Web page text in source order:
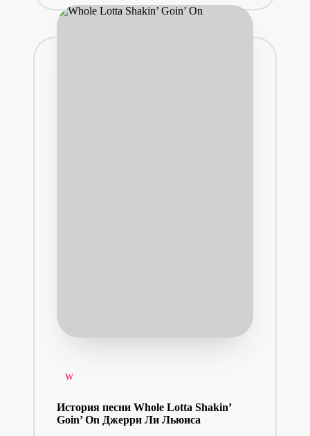
Posted
W
История песни Whole Lotta Shakin’
Goin’ On Джерри Ли Льюиса